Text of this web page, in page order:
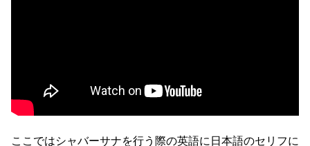
ここではシャバーサナを行う際の英語に日本語のセリフに